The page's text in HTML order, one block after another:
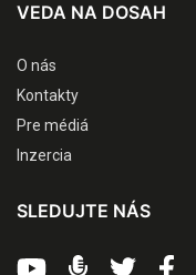
VEDA NA DOSAH
O nás
Kontakty
Pre médiá
Inzercia
SLEDUJTE NÁS